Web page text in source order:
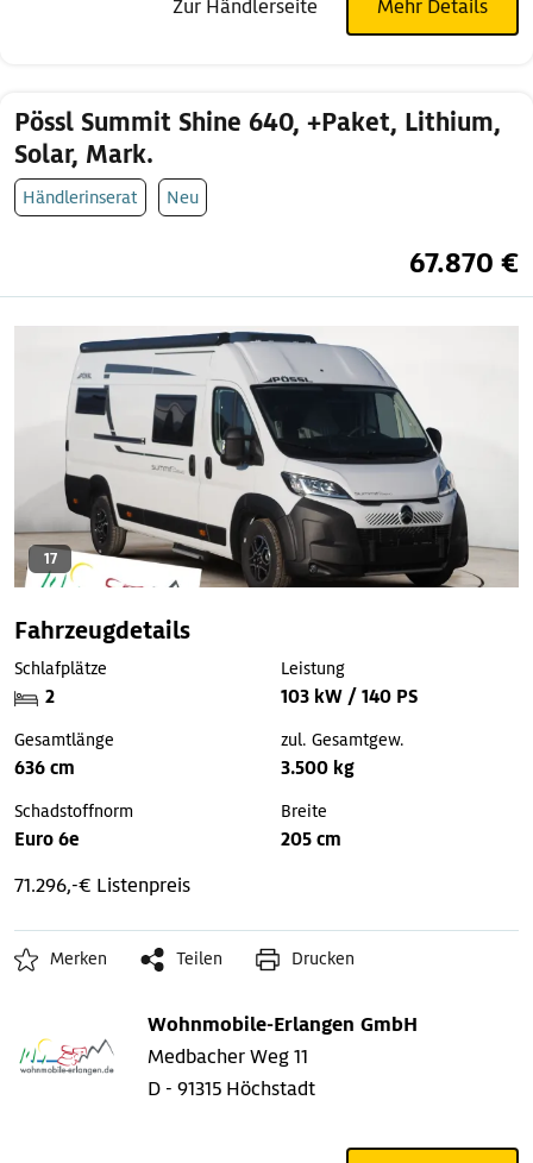
Zur Händlerseite Mehr Details
Pössl Summit Shine 640, +Paket, Lithium,
Solar, Mark.
Händlerinserat Neu
67.870 €
17
Fahrzeugdetails
Schlafplätze
2
Leistung
103 kW / 140 PS
Gesamtlänge
636 cm
zul. Gesamtgew.
3.500 kg
Schadstoffnorm
Euro 6e
Breite
205 cm
71.296,-€ Listenpreis
Merken Teilen Drucken
Wohnmobile-Erlangen GmbH
Medbacher Weg 11
D - 91315 Höchstadt